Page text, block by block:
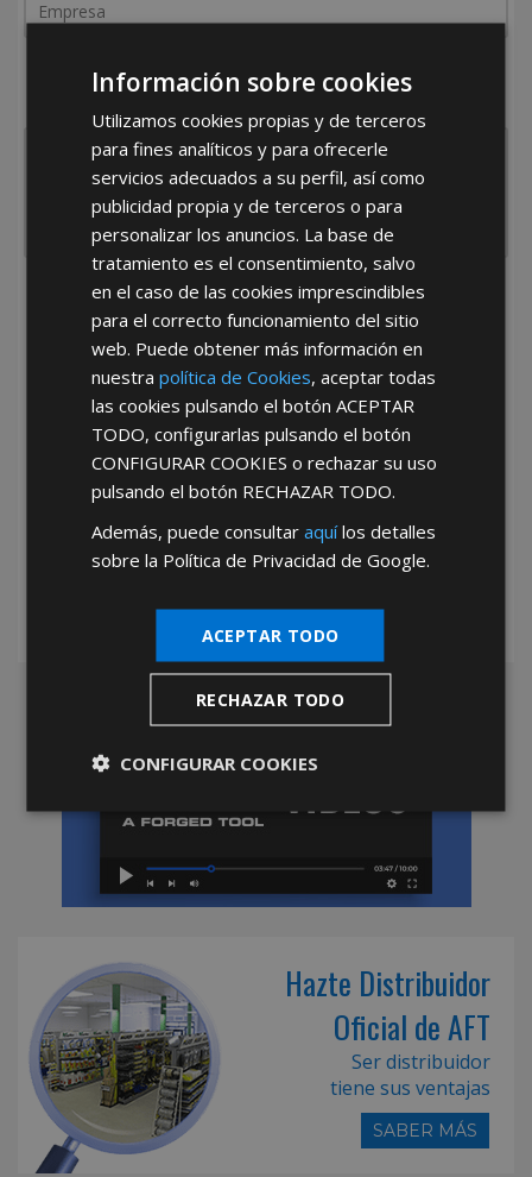
¿De dónde es la empresa?
He leído y acepto laPolítica de Privacidad
*Abstenerse particulares, sólo venta a tiendas y empresas minoristas y
Hazte Distribuidor
Oficial de AFT
Ser distribuidor
tiene sus ventajas
SABER MÁS
Información sobre cookies
Utilizamos cookies propias y de terceros
para fines analíticos y para ofrecerle
servicios adecuados a su perfil, así como
publicidad propia y de terceros o para
personalizar los anuncios. La base de
tratamiento es el consentimiento, salvo
en el caso de las cookies imprescindibles
para el correcto funcionamiento del sitio
web. Puede obtener más información en
nuestrapolítica de Cookies, aceptar todas
las cookies pulsando el botónACEPTAR
TODO, configurarlas pulsando el botón
CONFIGURAR COOKIES o rechazar su uso
pulsando el botón RECHAZAR TODO.
Además, puede consultaraquílos detalles
sobre la Política de Privacidad de Google.
ACEPTAR TODO
RECHAZAR TODO
CONFIGURAR COOKIES